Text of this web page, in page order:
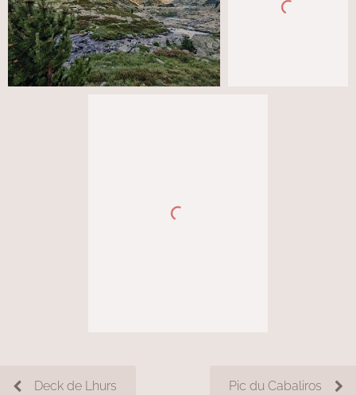
Deck de Lhurs Pic du Cabaliros